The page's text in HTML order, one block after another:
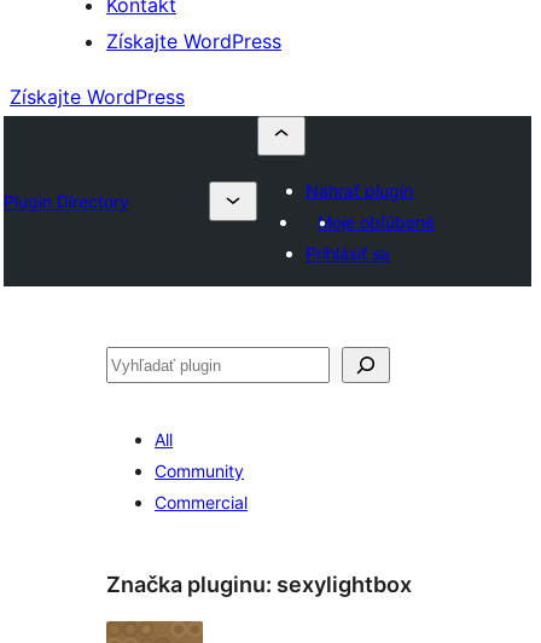
Kontakt
Získajte WordPress
Získajte WordPress
Plugin Directory
Nahrať plugin
Moje obľúbené
Prihlásiť sa
Hľadať
All
Community
Commercial
Značka pluginu: sexylightbox